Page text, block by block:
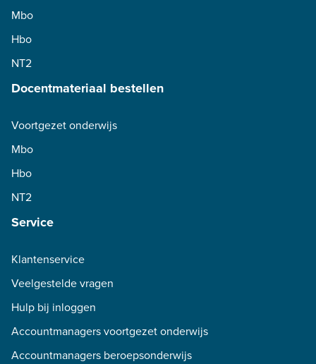
Mbo
Hbo
NT2
Docentmateriaal bestellen
Voortgezet onderwijs
Mbo
Hbo
NT2
Service
Klantenservice
Veelgestelde vragen
Hulp bij inloggen
Accountmanagers voortgezet onderwijs
Accountmanagers beroepsonderwijs